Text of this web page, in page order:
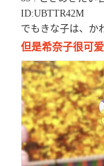
ID:UBTTR42M
でもきな子は、か
但是希奈子很可